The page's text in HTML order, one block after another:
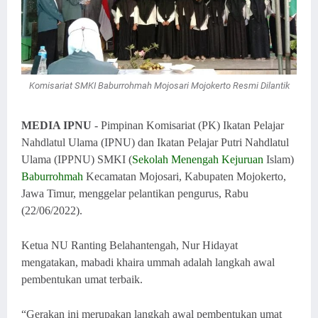
Komisariat SMKI Baburrohmah Mojosari Mojokerto Resmi Dilantik
MEDIA IPNU - Pimpinan Komisariat (PK) Ikatan Pelajar
Nahdlatul Ulama (IPNU) dan Ikatan Pelajar Putri Nahdlatul
Ulama (IPPNU) SMKI (Sekolah Menengah Kejuruan Islam)
Baburrohmah Kecamatan Mojosari, Kabupaten Mojokerto,
Jawa Timur, menggelar pelantikan pengurus, Rabu
(22/06/2022).
Ketua NU Ranting Belahantengah, Nur Hidayat
mengatakan, mabadi khaira ummah adalah langkah awal
pembentukan umat terbaik.
“Gerakan ini merupakan langkah awal pembentukan umat